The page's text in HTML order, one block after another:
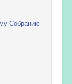
Собранию